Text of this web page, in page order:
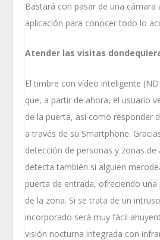
Bastará con pasar de una
aplicación para conocer todo lo
Atender las visitas
El timbre con vídeo inteligente
que, a partir de ahora, el usuario
de la puerta, así como responder
a través de su Smartphone.
detección de personas y zonas
detecta también si alguien
puerta de entrada, ofreciendo
de la zona. Si se trata de un
incorporado será muy fácil
visión nocturna integrada con